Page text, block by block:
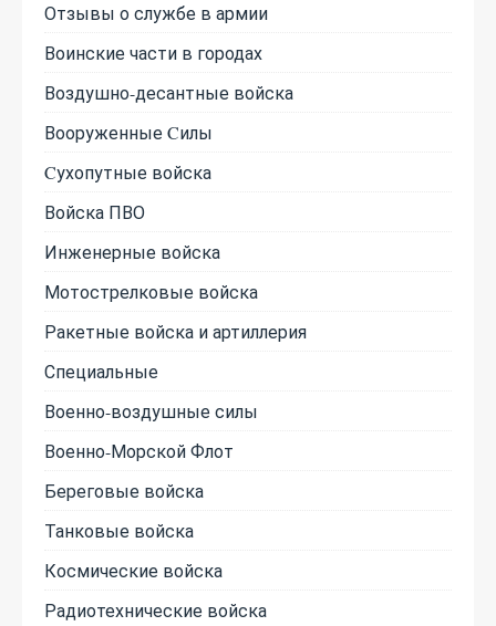
Отзывы о службе в армии
Воинские части в городах
Воздушно-десантные войска
Вооруженные Cилы
Cухопутные войска
Войска ПВО
Инженерные войска
Мотострелковые войска
Ракетные войска и артиллерия
Специальные
Военно-воздушные силы
Военно-Морской Флот
Береговые войска
Танковые войска
Космические войска
Радиотехнические войска